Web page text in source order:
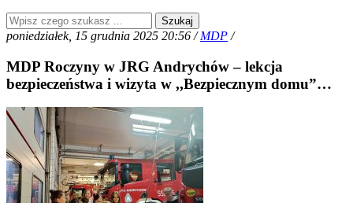
Szukaj
poniedziałek, 15 grudnia 2025 20:56 /MDP /
MDP Roczyny w JRG Andrychów – lekcja
bezpieczeństwa i wizyta w ,,Bezpiecznym domu”…